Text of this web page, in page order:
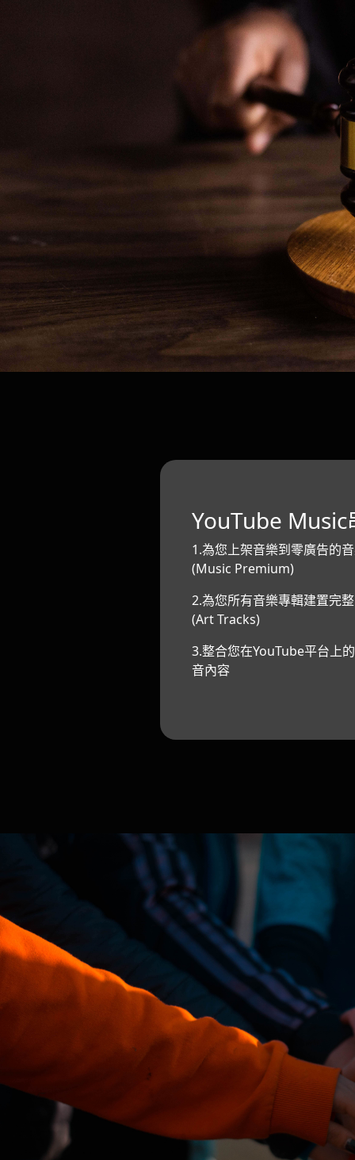
YouTube Music
1.為您上架音樂到零廣告的
(Music Premium)
2.為您所有音樂專輯建置完
(Art Tracks)
3.整合您在YouTube平台上
音內容